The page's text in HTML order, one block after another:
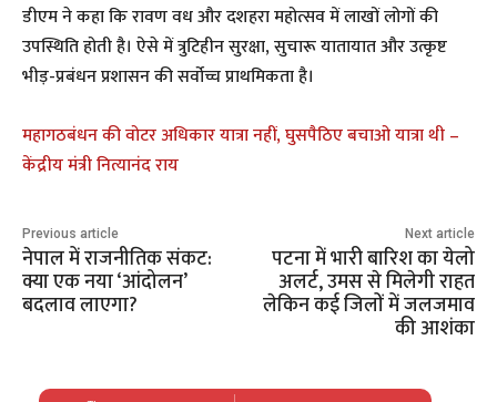
डीएम ने कहा कि रावण वध और दशहरा महोत्सव में लाखों लोगों की
उपस्थिति होती है। ऐसे में त्रुटिहीन सुरक्षा, सुचारू यातायात और उत्कृष्ट
भीड़-प्रबंधन प्रशासन की सर्वोच्च प्राथमिकता है।
महागठबंधन की वोटर अधिकार यात्रा नहीं, घुसपैठिए बचाओ यात्रा थी –
केंद्रीय मंत्री नित्यानंद राय
Previous article
नेपाल में राजनीतिक संकट:
क्या एक नया ‘आंदोलन’
बदलाव लाएगा?
Next article
पटना में भारी बारिश का येलो
अलर्ट, उमस से मिलेगी राहत
लेकिन कई जिलों में जलजमाव
की आशंका